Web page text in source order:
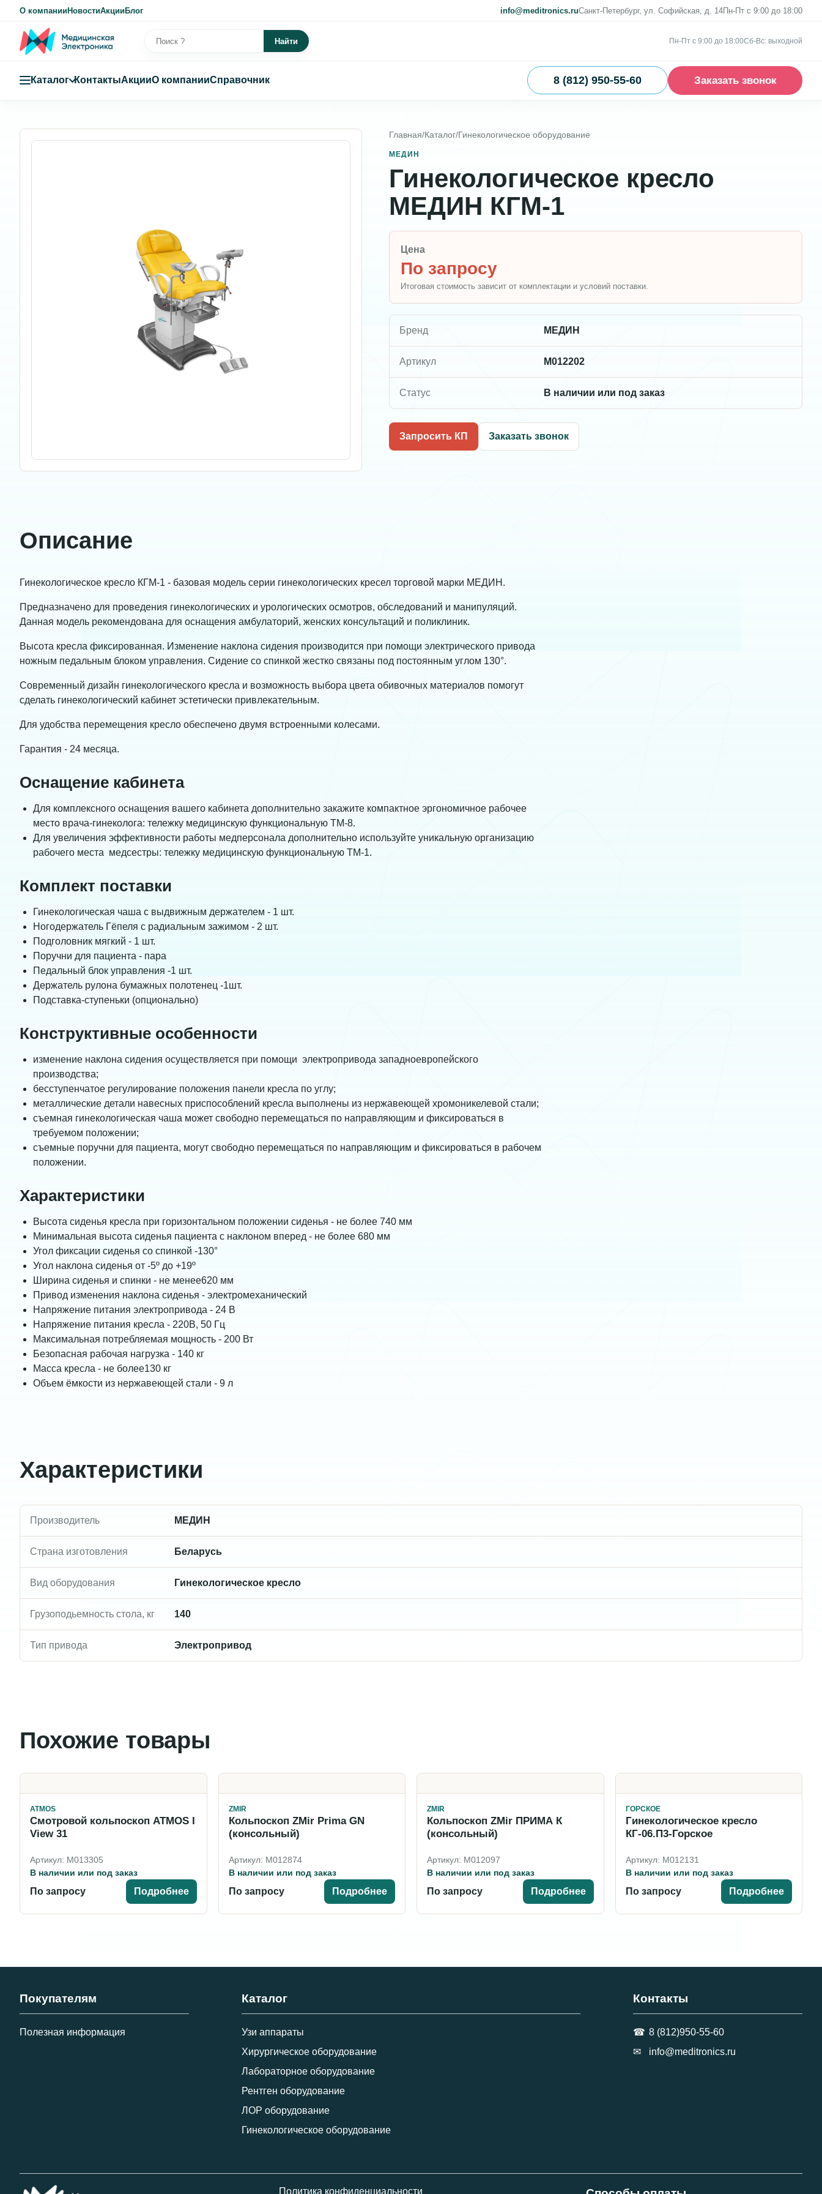
О компанииНовостиАкцииБлог info@meditronics.ruСанкт-Петербург, ул. Софийская, д. 14Пн-Пт с 9:00 до 18:00
Найти Пн-Пт с 9:00 до 18:00Сб-Вс: выходной
Каталог КонтактыАкцииО компанииСправочник 8 (812) 950-55-60 Заказать звонок
Главная/Каталог/Гинекологическое оборудование
МЕДИН
Гинекологическое кресло
МЕДИН КГМ-1
Цена
По запросу
Итоговая стоимость зависит от комплектации и условий поставки.
Бренд МЕДИН
Артикул M012202
Статус В наличии или под заказ
Запросить КП Заказать звонок
Описание
Гинекологическое кресло КГМ-1 - базовая модель серии гинекологических кресел торговой марки МЕДИН.
Предназначено для проведения гинекологических и урологических осмотров, обследований и манипуляций.
Данная модель рекомендована для оснащения амбулаторий, женских консультаций и поликлиник.
Высота кресла фиксированная. Изменение наклона сидения производится при помощи электрического привода
ножным педальным блоком управления. Сидение со спинкой жестко связаны под постоянным углом 130°.
Современный дизайн гинекологического кресла и возможность выбора цвета обивочных материалов помогут
сделать гинекологический кабинет эстетически привлекательным.
Для удобства перемещения кресло обеспечено двумя встроенными колесами.
Гарантия - 24 месяца.
Оснащение кабинета
Для комплексного оснащения вашего кабинета дополнительно закажите компактное эргономичное рабочее
место врача-гинеколога: тележку медицинскую функциональную ТМ-8.
Для увеличения эффективности работы медперсонала дополнительно используйте уникальную организацию
рабочего места медсестры: тележку медицинскую функциональную ТМ-1.
Комплект поставки
Гинекологическая чаша с выдвижным держателем - 1 шт.
Ногодержатель Гёпеля с радиальным зажимом - 2 шт.
Подголовник мягкий - 1 шт.
Поручни для пациента - пара
Педальный блок управления -1 шт.
Держатель рулона бумажных полотенец -1шт.
Подставка-ступеньки (опционально)
Конструктивные особенности
изменение наклона сидения осуществляется при помощи электропривода западноевропейского
производства;
бесступенчатое регулирование положения панели кресла по углу;
металлические детали навесных приспособлений кресла выполнены из нержавеющей хромоникелевой стали;
съемная гинекологическая чаша может свободно перемещаться по направляющим и фиксироваться в
требуемом положении;
съемные поручни для пациента, могут свободно перемещаться по направляющим и фиксироваться в рабочем
положении.
Характеристики
Высота сиденья кресла при горизонтальном положении сиденья - не более 740 мм
Минимальная высота сиденья пациента с наклоном вперед - не более 680 мм
Угол фиксации сиденья со спинкой -130°
Угол наклона сиденья от -5º до +19º
Ширина сиденья и спинки - не менее620 мм
Привод изменения наклона сиденья - электромеханический
Напряжение питания электропривода - 24 В
Напряжение питания кресла - 220В, 50 Гц
Максимальная потребляемая мощность - 200 Вт
Безопасная рабочая нагрузка - 140 кг
Масса кресла - не более130 кг
Объем ёмкости из нержавеющей стали - 9 л
Характеристики
Производитель МЕДИН
Страна изготовления Беларусь
Вид оборудования Гинекологическое кресло
Грузоподьемность стола, кг 140
Тип привода Электропривод
Похожие товары
ATMOS
Смотровой кольпоскоп ATMOS I
View 31
Артикул: M013305
В наличии или под заказ
По запросу Подробнее
ZMIR
Кольпоскоп ZMir Prima GN
(консольный)
Артикул: M012874
В наличии или под заказ
По запросу Подробнее
ZMIR
Кольпоскоп ZMir ПРИМА К
(консольный)
Артикул: M012097
В наличии или под заказ
По запросу Подробнее
ГОРСКОЕ
Гинекологическое кресло
КГ-06.П3-Горское
Артикул: M012131
В наличии или под заказ
По запросу Подробнее
Покупателям
Полезная информация
Каталог
Узи аппараты
Хирургическое оборудование
Лабораторное оборудование
Рентген оборудование
ЛОР оборудование
Гинекологическое оборудование
Контакты
8 (812)950-55-60
info@meditronics.ru
Политика конфиденциальности